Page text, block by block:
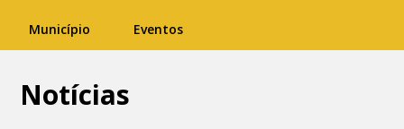
Município Eventos
Notícias